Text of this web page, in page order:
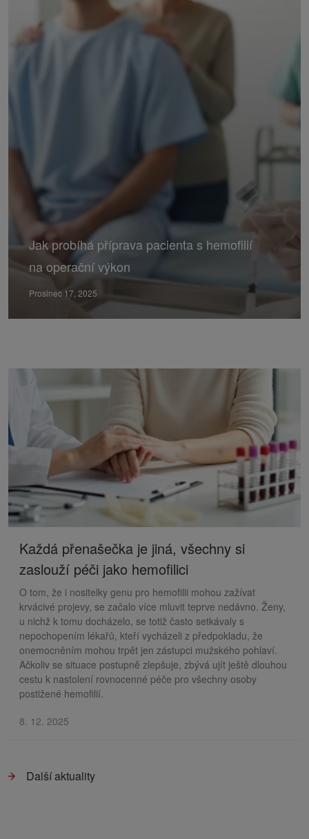
Jak probíhá příprava pacienta s hemofilií
na operační výkon
Prosinec 17, 2025
Každá přenašečka je jiná, všechny si
zaslouží péči jako hemofilici
O tom, že i nositelky genu pro hemofilii mohou zažívat
krvácivé projevy, se začalo více mluvit teprve nedávno. Ženy,
u nichž k tomu docházelo, se totiž často setkávaly s
nepochopením lékařů, kteří vycházeli z předpokladu, že
onemocněním mohou trpět jen zástupci mužského pohlaví.
Ačkoliv se situace postupně zlepšuje, zbývá ujít ještě dlouhou
cestu k nastolení rovnocenné péče pro všechny osoby
postižené hemofilií.
8. 12. 2025
Další aktuality